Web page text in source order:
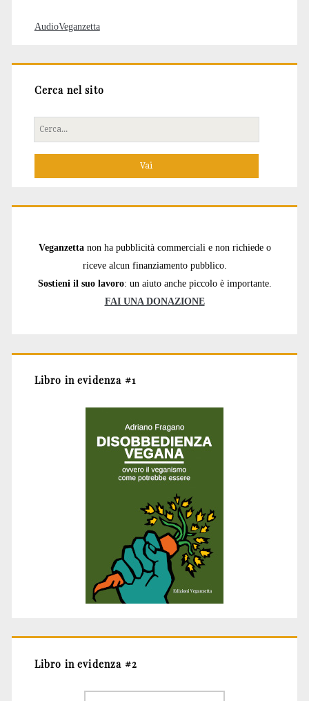
AudioVeganzetta
Cerca nel sito
Cerca
per:
Veganzetta non ha pubblicità commerciali e non richiede o
riceve alcun finanziamento pubblico.
Sostieni il suo lavoro: un aiuto anche piccolo è importante.
FAI UNA DONAZIONE
Libro in evidenza #1
Libro in evidenza #2